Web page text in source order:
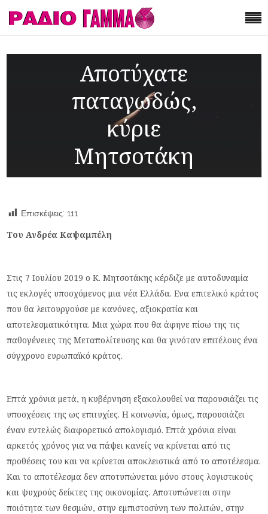
Αποτύχατε
παταγωδώς,
κύριε
Μητσοτάκη
Επισκέψεις: 111
Του Ανδρέα Καψαμπέλη
Στις 7 Ιουλίου 2019 ο Κ. Μητσοτάκης κέρδιζε με αυτοδυναμία
τις εκλογές υποσχόμενος μια νέα Ελλάδα. Ενα επιτελικό κράτος
που θα λειτουργούσε με κανόνες, αξιοκρατία και
αποτελεσματικότητα. Μια χώρα που θα άφηνε πίσω της τις
παθογένειες της Μεταπολίτευσης και θα γινόταν επιτέλους ένα
σύγχρονο ευρωπαϊκό κράτος.
Επτά χρόνια μετά, η κυβέρνηση εξακολουθεί να παρουσιάζει τις
υποσχέσεις της ως επιτυχίες. Η κοινωνία, όμως, παρουσιάζει
έναν εντελώς διαφορετικό απολογισμό. Επτά χρόνια είναι
αρκετός χρόνος για να πάψει κανείς να κρίνεται από τις
προθέσεις του και να κρίνεται αποκλειστικά από το αποτέλεσμα.
Και το αποτέλεσμα δεν αποτυπώνεται μόνο στους λογιστικούς
και ψυχρούς δείκτες της οικονομίας. Αποτυπώνεται στην
ποιότητα των θεσμών, στην εμπιστοσύνη των πολιτών, στην